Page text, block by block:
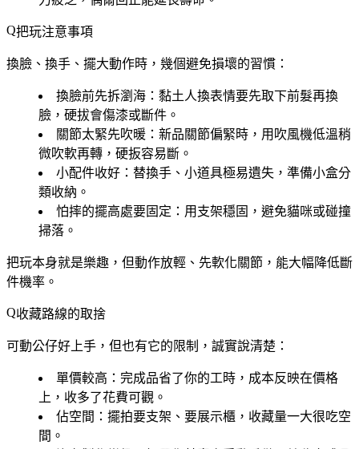
把玩注意事項
換臉、換手、擺大動作時，幾個避免損壞的習慣：
換臉前先拆瀏海 ：黏土人換表情要先取下前髮再換
臉，硬拔會傷漆或斷件。
關節太緊先吹暖 ：新品關節偏緊時，用吹風機低溫稍
微吹軟再轉，硬扳容易斷。
小配件收好 ：替換手、小道具極易遺失，準備小盒分
類收納。
怕摔的擺高處要固定 ：用支架穩固，避免貓咪或碰撞
掃落。
把玩本身就是樂趣，但動作放輕、先軟化關節，能大幅降低斷
件機率。
收藏路線的取捨
可動公仔好上手，但也有它的限制，誠實說清楚：
單價較高 ：完成品省了你的工時，成本反映在價格
上，收多了花費可觀。
佔空間 ：擺拍要支架、要展示櫃，收藏量一大很吃空
間。